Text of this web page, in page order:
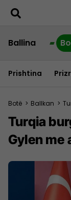
Ballina
Prishtina
Botë > Ballkan >
Turqia
Gylen me